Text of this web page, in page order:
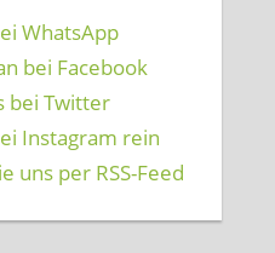
WhatsApp
bei Facebook
bei Twitter
Instagram rein
uns per RSS-Feed